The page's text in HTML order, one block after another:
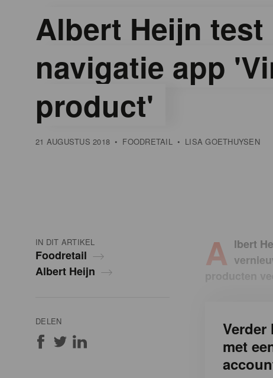
Albert Heijn test
navigatie app
product'
21 AUGUSTUS 2018 • FOODRETAIL • LISA GOETHUYSEN
IN DIT ARTIKEL
Foodretail
Albert Heijn
DELEN
A lbert
producten
Verder
met